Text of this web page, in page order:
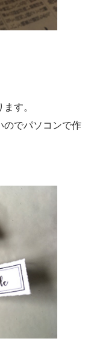
す。
のでパソコンで作